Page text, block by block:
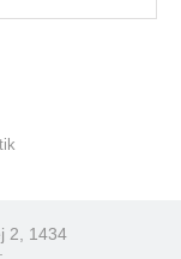
2, 1434